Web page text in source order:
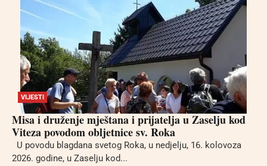
VIJESTI
Misa i druženje mještana i prijatelja u Zaselju kod
Viteza povodom obljetnice sv. Roka
U povodu blagdana svetog Roka, u nedjelju, 16. kolovoza
2026. godine, u Zaselju kod...